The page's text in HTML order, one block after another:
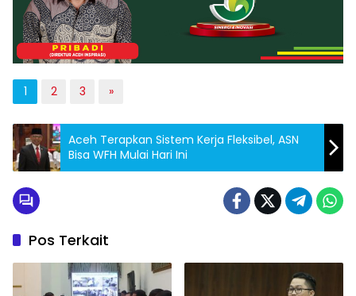
1 2 3 »
Aceh Terapkan Sistem Kerja Fleksibel, ASN
Bisa WFH Mulai Hari Ini
Pos Terkait